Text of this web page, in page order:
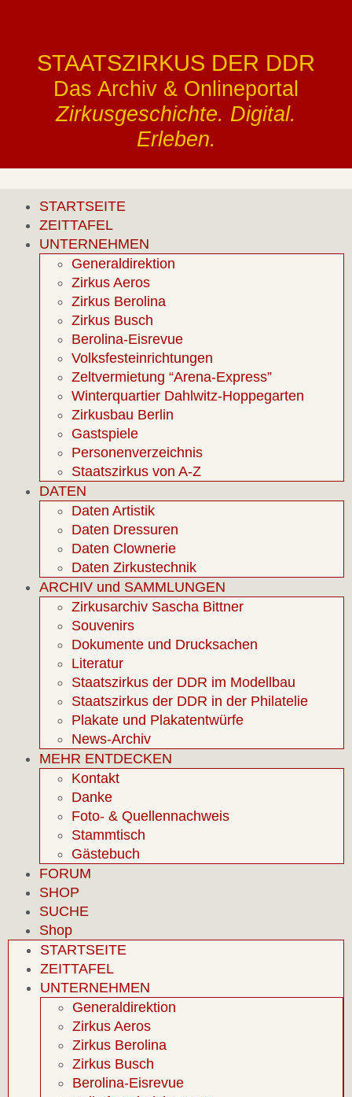
STAATSZIRKUS DER DDR
Das Archiv & Onlineportal
Zirkusgeschichte. Digital.
Erleben.
STARTSEITE
ZEITTAFEL
UNTERNEHMEN
Generaldirektion
Zirkus Aeros
Zirkus Berolina
Zirkus Busch
Berolina-Eisrevue
Volksfesteinrichtungen
Zeltvermietung “Arena-Express”
Winterquartier Dahlwitz-Hoppegarten
Zirkusbau Berlin
Gastspiele
Personenverzeichnis
Staatszirkus von A-Z
DATEN
Daten Artistik
Daten Dressuren
Daten Clownerie
Daten Zirkustechnik
ARCHIV und SAMMLUNGEN
Zirkusarchiv Sascha Bittner
Souvenirs
Dokumente und Drucksachen
Literatur
Staatszirkus der DDR im Modellbau
Staatszirkus der DDR in der Philatelie
Plakate und Plakatentwürfe
News-Archiv
MEHR ENTDECKEN
Kontakt
Danke
Foto- & Quellennachweis
Stammtisch
Gästebuch
FORUM
SHOP
SUCHE
Shop
STARTSEITE
ZEITTAFEL
UNTERNEHMEN
Generaldirektion
Zirkus Aeros
Zirkus Berolina
Zirkus Busch
Berolina-Eisrevue